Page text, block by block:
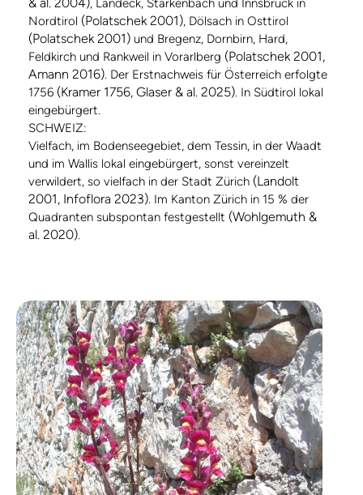
, Landeck, Starkenbach und Innsbruck in
Nordtirol (Polatschek 2001), Dölsach in Osttirol
(Polatschek 2001) und Bregenz, Dornbirn, Hard,
Feldkirch und Rankweil in Vorarlberg (Polatschek 2001,
Amann 2016). Der Erstnachweis für Österreich erfolgte
1756 (Kramer 1756, Glaser & al. 2025). In Südtirol lokal
eingebürgert.
SCHWEIZ:
Vielfach, im Bodenseegebiet, dem Tessin, in der Waadt
und im Wallis lokal eingebürgert, sonst vereinzelt
verwildert, so vielfach in der Stadt Zürich (Landolt
2001, Infoflora 2023). Im Kanton Zürich in 15 % der
Quadranten subspontan festgestellt (Wohlgemuth &
al. 2020).